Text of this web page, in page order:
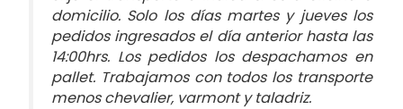
domicilio. Solo los días martes y jueves los
pedidos ingresados el día anterior hasta las
14:00hrs. Los pedidos los despachamos en
pallet. Trabajamos con todos los transporte
menos chevalier, varmont y taladriz.